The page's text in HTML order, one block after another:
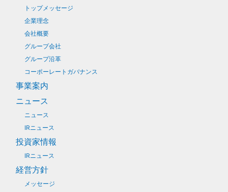
トップメッセージ
企業理念
会社概要
グループ会社
グループ沿革
コーポーレートガバナンス
事業案内
ニュース
ニュース
IRニュース
投資家情報
IRニュース
経営方針
メッセージ